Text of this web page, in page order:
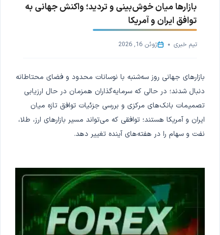
بازارها میان خوش‌بینی و تردید؛ واکنش جهانی به
توافق ایران و آمریکا
تیم خبری ژوئن 16, 2026
بازارهای جهانی روز سه‌شنبه با نوسانات محدود و فضای محتاطانه
دنبال شدند؛ در حالی که سرمایه‌گذاران همزمان در حال ارزیابی
تصمیمات بانک‌های مرکزی و بررسی جزئیات توافق تازه میان
ایران و آمریکا هستند؛ توافقی که می‌تواند مسیر بازارهای ارز، طلا،
نفت و سهام را در هفته‌های آینده تغییر دهد.